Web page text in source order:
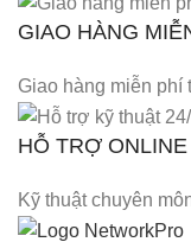
GIAO HÀNG
Giao hàng miễn phí
HỖ TRỢ
Kỹ thuật chuyên